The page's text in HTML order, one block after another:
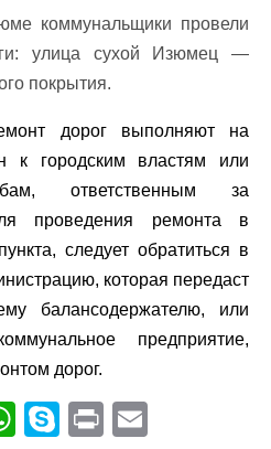
коммунальщики провели
улица сухой Изюмец —
покрытия.
дорог выполняют на
к городским властям или
ответственным за
проведения ремонта в
следует обратиться в
которая передаст
балансодержателю, или
предприятие,
дорог.
W S Pr